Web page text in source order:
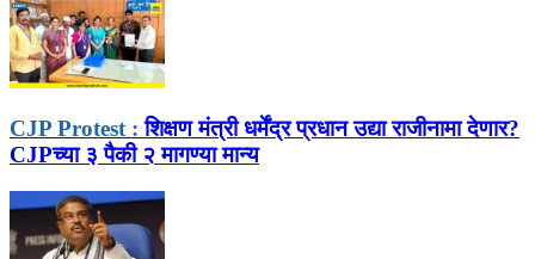
CJP Protest : शिक्षण मंत्री धर्मेंद्र प्रधान उद्या राजीनामा देणार?
CJPच्या ३ पैकी २ मागण्या मान्य